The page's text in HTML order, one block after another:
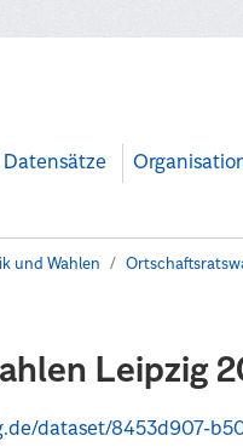
Datensätze
und Wahlen
Leipzig
b50c-4d6d-9756-28dd3e5aa2ae/resource/